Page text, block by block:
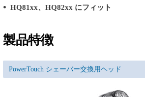
HQ81xx、HQ82xx にフィット
製品特徴
PowerTouch シェーバー交換用ヘッド